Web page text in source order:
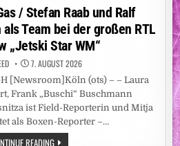
/ Stefan Raab und Ralf
Team bei der großen RTL
„Jetski Star WM“
7. AUGUST 2026
[Newsroom]Köln (ots) – – Laura
Frank „Buschi“ Buschmann
ist Field-Reporterin und Mitja
als Boxen-Reporter –…
READINGIMMER